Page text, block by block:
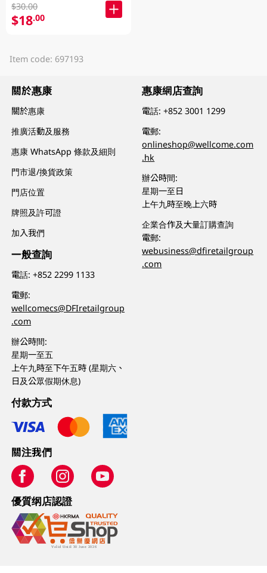
$30.00
$18.00
Item code: 697193
關於惠康
關於惠康
推廣活動及服務
惠康 WhatsApp 條款及細則
門市退/換貨政策
門店位置
牌照及許可證
加入我們
一般查詢
電話:+852 2299 1133
電郵:
wellcomecs@DFIretailgroup
.com
辦公時間:
星期一至五
上午九時至下午五時 (星期六、
日及公眾假期休息)
惠康網店查詢
電話:+852 3001 1299
電郵:
onlineshop@wellcome.com
.hk
辦公時間:
星期一至日
上午九時至晚上六時
企業合作及大量訂購查詢
電郵:
webusiness@dfiretailgroup
.com
付款方式
關注我們
優質纲店認證